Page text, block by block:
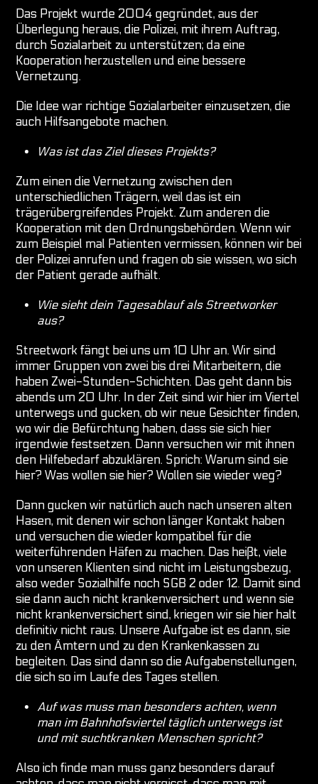
Das Projekt wurde 2004 gegründet, aus der
Überlegung heraus, die Polizei, mit ihrem Auftrag,
durch Sozialarbeit zu unterstützen; da eine
Kooperation herzustellen und eine bessere
Vernetzung.
Die Idee war richtige Sozialarbeiter einzusetzen, die
auch Hilfsangebote machen.
Was ist das Ziel dieses Projekts?
Zum einen die Vernetzung zwischen den
unterschiedlichen Trägern, weil das ist ein
trägerübergreifendes Projekt. Zum anderen die
Kooperation mit den Ordnungsbehörden. Wenn wir
zum Beispiel mal Patienten vermissen, können wir bei
der Polizei anrufen und fragen ob sie wissen, wo sich
der Patient gerade aufhält.
Wie sieht dein Tagesablauf als Streetworker
aus?
Streetwork fängt bei uns um 10 Uhr an. Wir sind
immer Gruppen von zwei bis drei Mitarbeitern, die
haben Zwei-Stunden-Schichten. Das geht dann bis
abends um 20 Uhr. In der Zeit sind wir hier im Viertel
unterwegs und gucken, ob wir neue Gesichter finden,
wo wir die Befürchtung haben, dass sie sich hier
irgendwie festsetzen. Dann versuchen wir mit ihnen
den Hilfebedarf abzuklären. Sprich: Warum sind sie
hier? Was wollen sie hier? Wollen sie wieder weg?
Dann gucken wir natürlich auch nach unseren alten
Hasen, mit denen wir schon länger Kontakt haben
und versuchen die wieder kompatibel für die
weiterführenden Häfen zu machen. Das heißt, viele
von unseren Klienten sind nicht im Leistungsbezug,
also weder Sozialhilfe noch SGB 2 oder 12. Damit sind
sie dann auch nicht krankenversichert und wenn sie
nicht krankenversichert sind, kriegen wir sie hier halt
definitiv nicht raus. Unsere Aufgabe ist es dann, sie
zu den Ämtern und zu den Krankenkassen zu
begleiten. Das sind dann so die Aufgabenstellungen,
die sich so im Laufe des Tages stellen.
Auf was muss man besonders achten, wenn
man im Bahnhofsviertel täglich unterwegs ist
und mit suchtkranken Menschen spricht?
Also ich finde man muss ganz besonders darauf